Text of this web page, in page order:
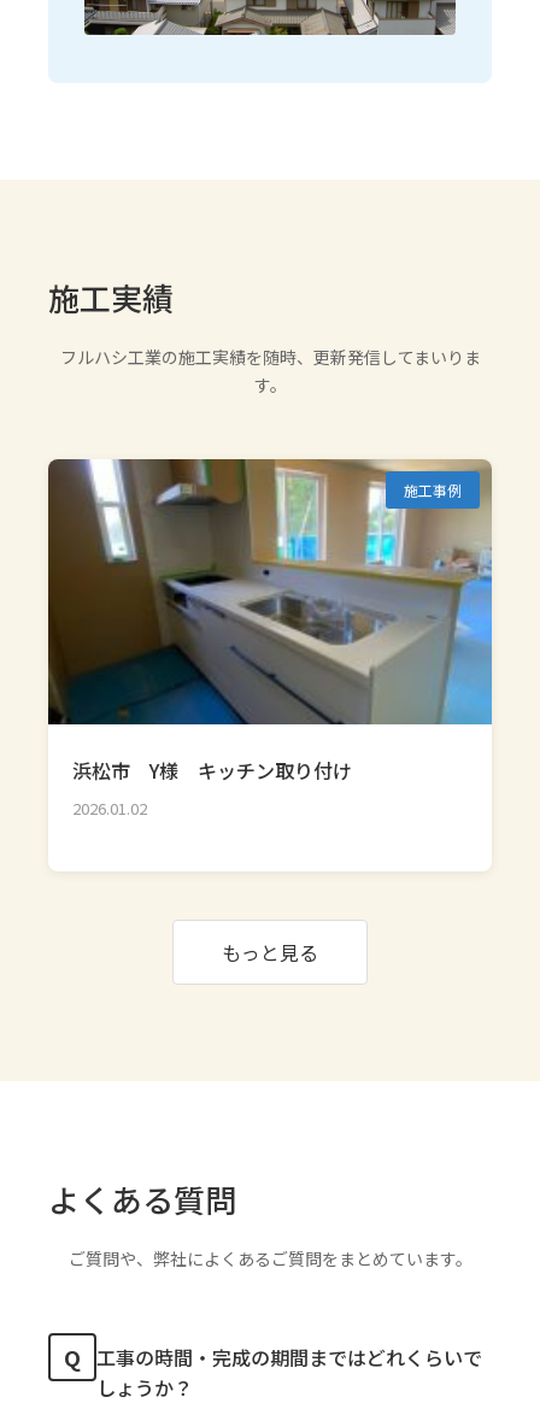
施工実績
フルハシ工業の施工実績を随時、更新発信してまいりま
す。
施工事例
浜松市 Y様 キッチン取り付け
2026.01.02
もっと見る
よくある質問
ご質問や、弊社によくあるご質問をまとめています。
Q 工事の時間・完成の期間まではどれくらいで
しょうか？